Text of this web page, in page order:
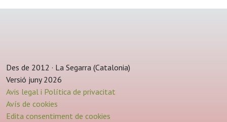
Des de 2012 · La Segarra (Catalonia)
Versió juny 2026
Avis legal i Política de privacitat
Avís de cookies
Edita consentiment de cookies